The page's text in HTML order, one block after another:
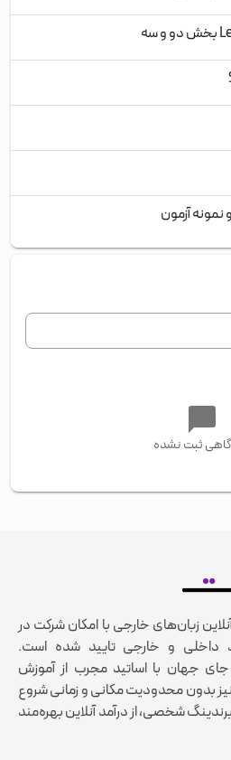
آزمون
ثبت نشده
زبان‌های خارجی با امکان شرکت در
داخلی و خارجی تایید شده است.
جای جهان با اساتید مجرب از آموزش
بدون محدودیت مکانی و زمانی شروع
شخصی، از درآمد آنلاین بهره‌مند